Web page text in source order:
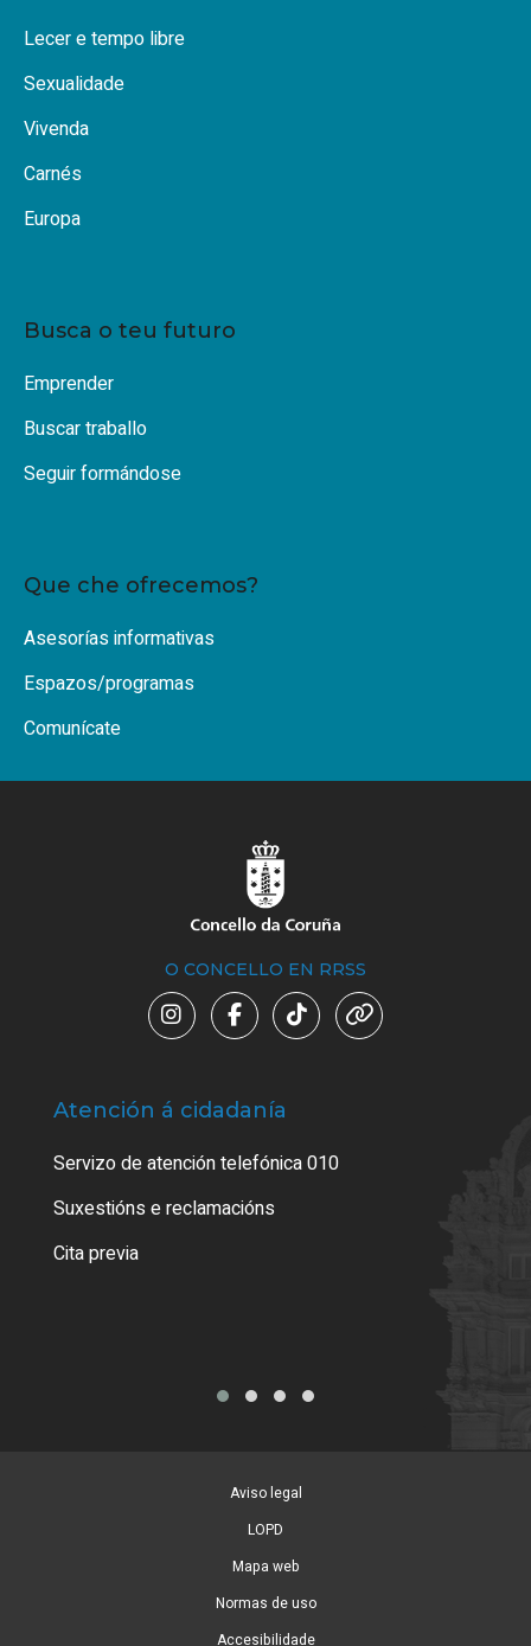
Lecer e tempo libre
Sexualidade
Vivenda
Carnés
Europa
Busca o teu futuro
Emprender
Buscar traballo
Seguir formándose
Que che ofrecemos?
Asesorías informativas
Espazos/programas
Comunícate
O CONCELLO EN RRSS
Atención á cidadanía
Servizo de atención telefónica 010
Suxestións e reclamacións
Cita previa
Aviso legal
LOPD
Mapa web
Normas de uso
Accesibilidade